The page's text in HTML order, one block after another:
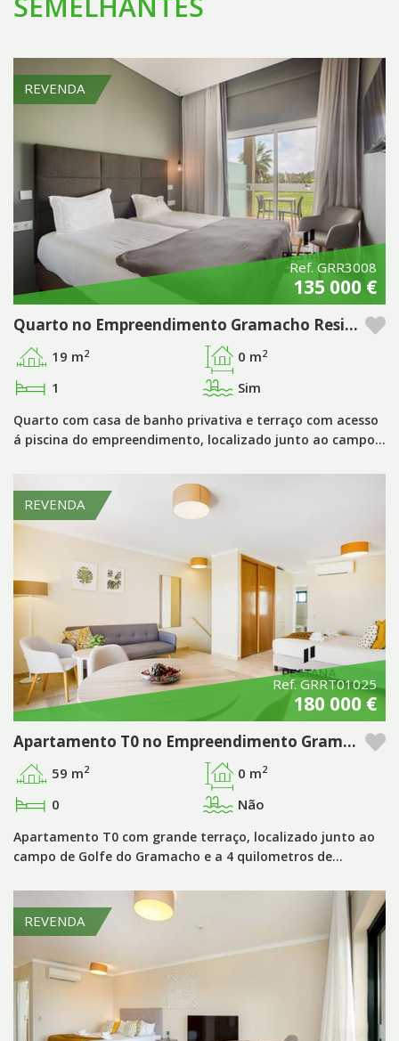
REVENDA
Ref. GRR3008
135 000 €
Quarto no Empreendimento Gramacho Residences, Ferragudo - Algarve
19 m2 0 m2
1 Sim
Quarto com casa de banho privativa e terraço com acesso
á piscina do empreendimento, localizado junto ao campo…
REVENDA
Ref. GRRT01025
180 000 €
Apartamento T0 no Empreendimento Gramacho Residences – Algarve
59 m2 0 m2
0 Não
Apartamento T0 com grande terraço, localizado junto ao
campo de Golfe do Gramacho e a 4 quilometros de…
REVENDA